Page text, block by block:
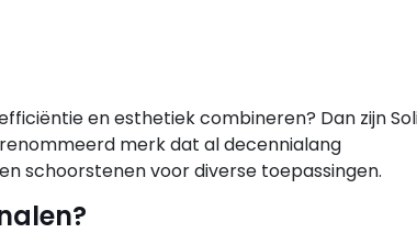
en esthetiek combineren? Dan zijn
merk dat al decennialang
schoorstenen voor diverse toepassingen.